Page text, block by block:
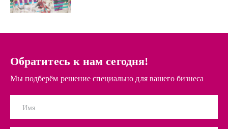
Обратитесь к нам сегодня!
Мы подберём решение специально для вашего бизнеса
Имя